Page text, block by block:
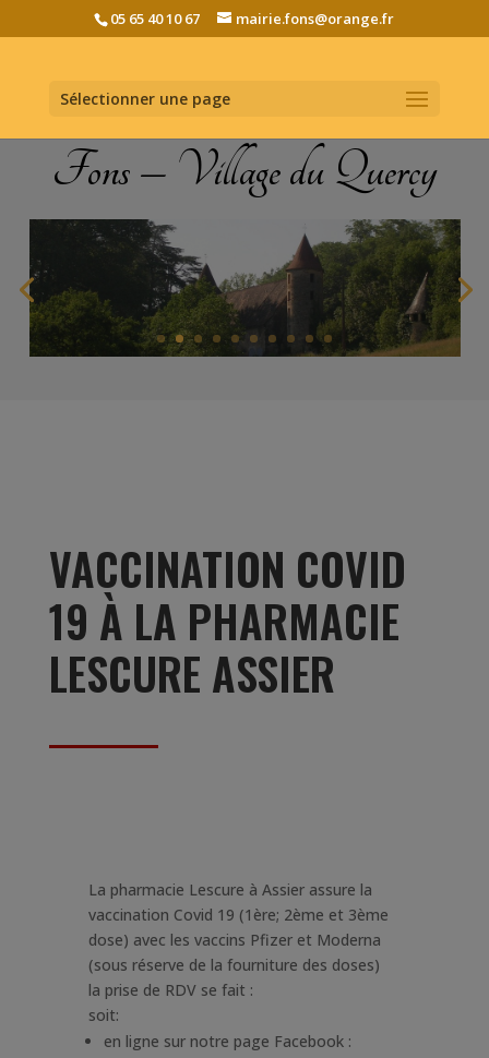
05 65 40 10 67 mairie.fons@orange.fr
Sélectionner une page
Fons – Village du Quercy
VACCINATION COVID
19 À LA PHARMACIE
LESCURE ASSIER
La pharmacie Lescure à Assier assure la
vaccination Covid 19 (1ère; 2ème et 3ème
dose) avec les vaccins Pfizer et Moderna
(sous réserve de la fourniture des doses)
la prise de RDV se fait :
soit:
en ligne sur notre page Facebook :